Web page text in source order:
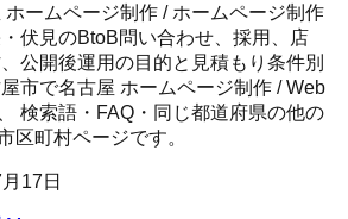
ームページ制作 / ホームページ制作
伏見のBtoB問い合わせ、採用、店
公開後運用の目的と見積もり条件別
市で名古屋 ホームページ制作 / Web
検索語・FAQ・同じ都道府県の他の
区町村ページです。
17日